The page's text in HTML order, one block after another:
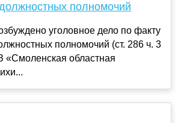
полномочий
уголовное дело по факту
полномочий (ст. 286 ч. 3
областная